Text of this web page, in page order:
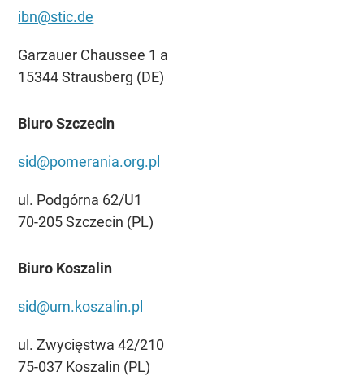
ibn@stic.de
Garzauer Chaussee 1 a
15344 Strausberg (DE)
Biuro Szczecin
sid@pomerania.org.pl
ul. Podgórna 62/U1
70-205 Szczecin (PL)
Biuro Koszalin
sid@um.koszalin.pl
ul. Zwycięstwa 42/210
75-037 Koszalin (PL)